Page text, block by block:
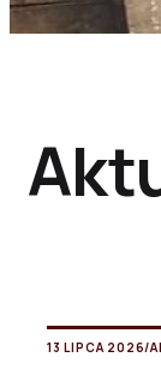
13 LIPCA 2026/